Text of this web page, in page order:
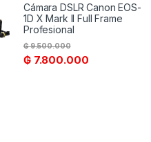
Cámara DSLR Canon EOS-
1D X Mark II Full Frame
Profesional
₲7.800.000
₲9.500.000